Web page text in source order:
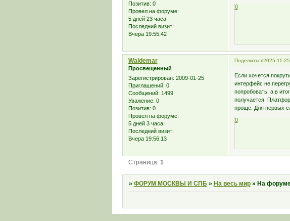
Позитив: 0
Провел на форуме:
5 дней 23 часа
Последний визит:
Вчера 19:55:42
0
Поделиться2025-11-
Waldemar
Просвещенный
Зарегистрирован: 2009-01-25
Приглашений: 0
Сообщений: 1499
Уважение: 0
Позитив: 0
Провел на форуме:
5 дней 3 часа
Последний визит:
Вчера 19:56:13
Если хочется
интерфейс не
попробовать, а в
получается.
проще. Для первых
0
Страница: 1
» ФОРУМ МОСКВЫ И СПБ » На весь мир » На